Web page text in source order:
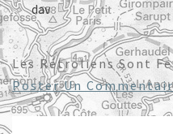
dav
Les Rétroliens Sont
Poster Un